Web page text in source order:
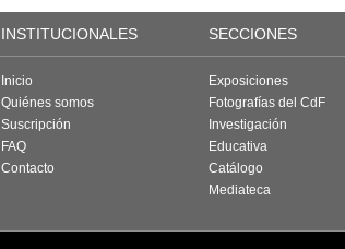
INSTITUCIONALES SECCIONES
Inicio
Quiénes somos
Suscripción
FAQ
Contacto
Exposiciones
Fotografías del CdF
Investigación
Educativa
Catálogo
Mediateca